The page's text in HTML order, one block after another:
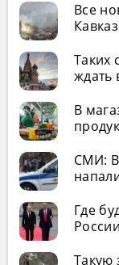
Все
Таких
ждать
В
СМИ: В
Где
Такую